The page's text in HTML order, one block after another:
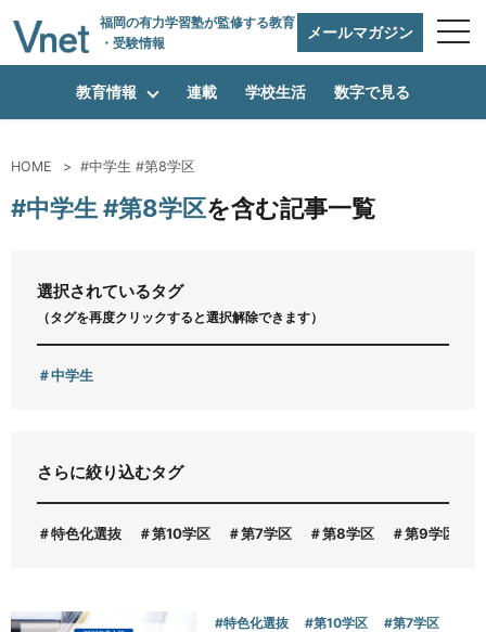
福岡の有力学習塾が監修する教育
・受験情報
メールマガジン
編集方針
vnetアライアンス企業
運営会社
お問い合わせ
教育情報 連載 学校生活 数字で見る
HOME #中学生 #第8学区
#中学生 #第8学区を含む記事一覧
選択されているタグ
（タグを再度クリックすると選択解除できます）
中学生
さらに絞り込むタグ
特色化選抜 第10学区 第7学区 第8学区 第9学区
#特色化選抜 #第10学区
#第7学区